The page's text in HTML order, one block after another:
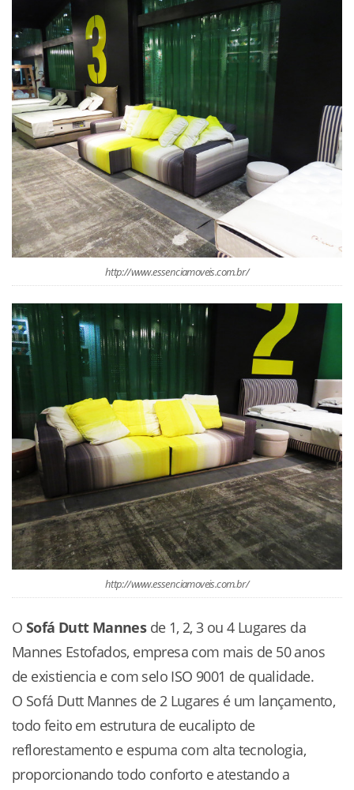
http://www.essenciamoveis.com.br/
http://www.essenciamoveis.com.br/
O Sofá Dutt Mannesde 1, 2, 3 ou 4 Lugares da
Mannes Estofados, empresa com mais de 50 anos
de existiencia e com selo ISO 9001 de qualidade.
O Sofá Dutt Mannes de 2 Lugares é um lançamento,
todo feito em estrutura de eucalipto de
reflorestamento e espuma com alta tecnologia,
proporcionando todo conforto e atestando a